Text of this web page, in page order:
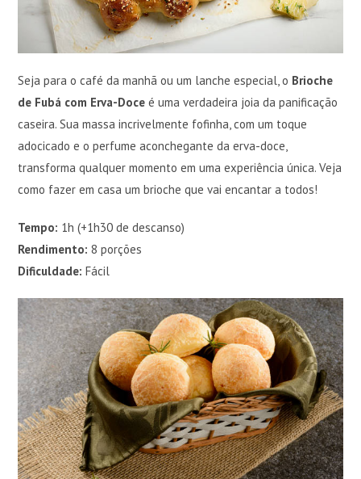
Seja para o café da manhã ou um lanche especial, o Brioche
de Fubá com Erva-Doce é uma verdadeira joia da panificação
caseira. Sua massa incrivelmente fofinha, com um toque
adocicado e o perfume aconchegante da erva-doce,
transforma qualquer momento em uma experiência única. Veja
como fazer em casa um brioche que vai encantar a todos!
Tempo: 1h (+1h30 de descanso)
Rendimento: 8 porções
Dificuldade: Fácil